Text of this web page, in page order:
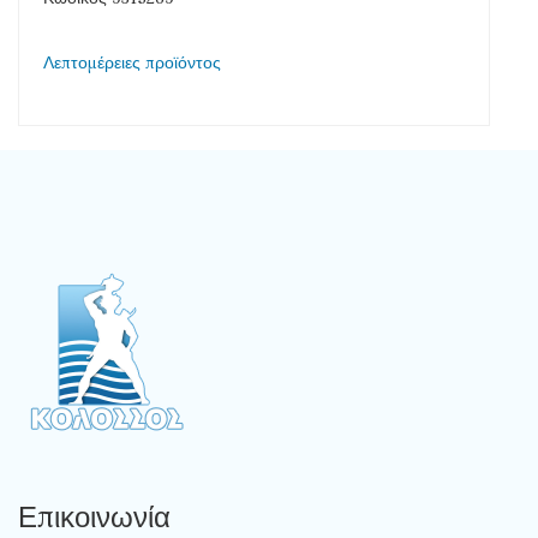
Λεπτομέρειες προϊόντος
Επικοινωνία